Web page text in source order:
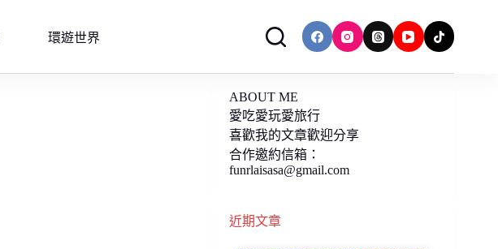
環遊世界
ABOUT ME
愛吃愛玩愛旅行
喜歡我的文章歡迎分享
合作邀約信箱：
funrlaisasa@gmail.com
近期文章